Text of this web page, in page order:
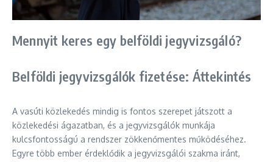
Mennyit keres egy belföldi jegyvizsgáló?
Belföldi jegyvizsgálók fizetése: Áttekintés
A vasúti közlekedés mindig is fontos szerepet játszott a
közlekedési ágazatban, és a jegyvizsgálók munkája
kulcsfontosságú a rendszer zökkenőmentes működéséhez.
Egyre több ember érdeklődik a jegyvizsgálói szakma iránt,